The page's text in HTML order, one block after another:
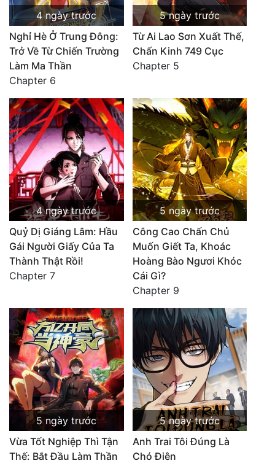
4 ngày trước
Nghỉ Hè Ở Trung Đông:
Trở Về Từ Chiến Trường
Làm Ma Thần
Chapter 6
5 ngày trước
Từ Ai Lao Sơn Xuất Thế,
Chấn Kinh 749 Cục
Chapter 5
4 ngày trước
Quỷ Dị Giáng Lâm: Hầu
Gái Người Giấy Của Ta
Thành Thật Rồi!
Chapter 7
5 ngày trước
Công Cao Chấn Chủ
Muốn Giết Ta, Khoác
Hoàng Bào Ngươi Khóc
Cái Gì?
Chapter 9
5 ngày trước
Vừa Tốt Nghiệp Thì Tận
Thế: Bắt Đầu Làm Thần
5 ngày trước
Anh Trai Tôi Đúng Là
Chó Điên